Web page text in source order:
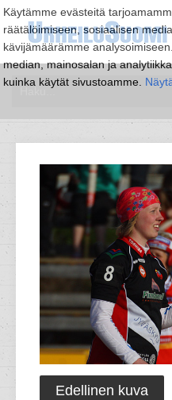
Käytämme evästeitä
räätälöimiseen, sosiaalisen
kävijämäärämme
median, mainosalan ja
kuinka käytät sivustoamme.
Edellinen kuva